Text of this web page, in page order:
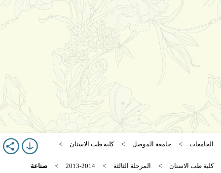
الجامعات جامعة الموصل كلية طب الاسنان
كلية طب الاسنان المرحلة الثالثة 2013-2014 صناعة